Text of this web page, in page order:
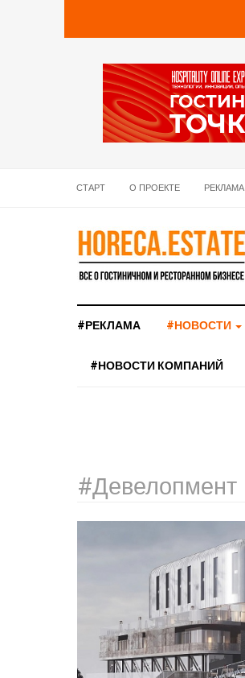
СТАРТ О ПРОЕКТЕ РЕКЛАМА
#РЕКЛАМА #НОВОСТИ
#НОВОСТИ КОМПАНИЙ
#Девелопмент
Девелопмент
гостиничном